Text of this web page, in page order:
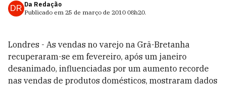
DR Da Redação
Publicado em 25 de março de 2010 08h20.
Londres - As vendas no varejo na Grã-Bretanha
recuperaram-se em fevereiro, após um janeiro
desanimado, influenciadas por um aumento recorde
nas vendas de produtos domésticos, mostraram dados